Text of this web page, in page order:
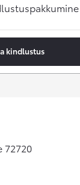
kindlustus
72720